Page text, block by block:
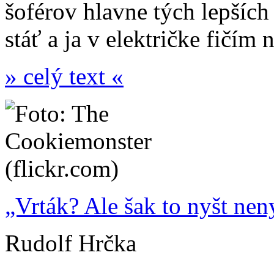
šoférov hlavne tých
stáť a ja v električke fičím
» celý text «
„Vrták? Ale šak to nyšt
Rudolf Hrčka